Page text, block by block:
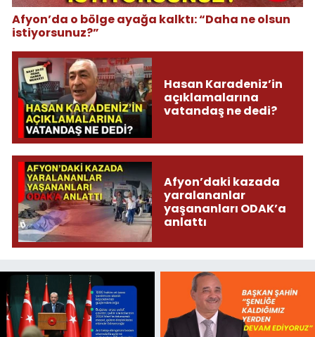
Afyon’da o bölge ayağa kalktı: “Daha ne olsun
istiyorsunuz?”
Hasan Karadeniz’in
açıklamalarına
vatandaş ne dedi?
Afyon’daki kazada
yaralananlar
yaşananları ODAK’a
anlattı